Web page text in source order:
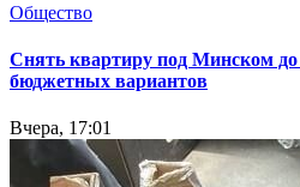
Общество
Снять квартиру под Минском
бюджетных вариантов
Вчера, 17:01